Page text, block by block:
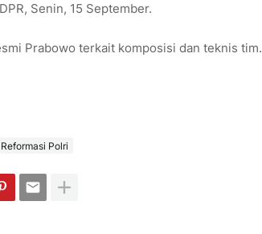
Senin, 15 September.
Prabowo terkait komposisi dan teknis tim.
Polri